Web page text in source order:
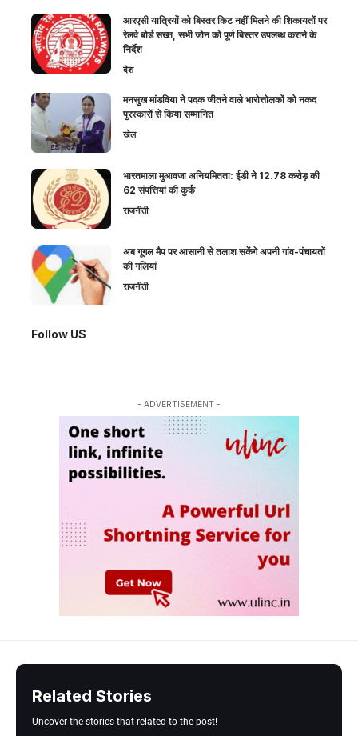
आरएसी यात्रियों को बिस्तर किट नहीं मिलने की शिकायतों पर
रेलवे बोर्ड सख्त, सभी जोन को पूर्ण बिस्तर उपलब्ध कराने के
निर्देश
देश
मनसुख मांडविया ने पदक जीतने वाले भारोत्तोलकों को नकद
पुरस्कारों से किया सम्मानित
खेल
भारतमाला मुआवजा अनियमितता: ईडी ने 12.78 करोड़ की
62 संपत्तियां की कुर्क
राजनीती
अब गूगल मैप पर आसानी से तलाश सकेंगे अपनी गांव-पंचायतों
की गलियां
राजनीती
Follow US
- ADVERTISEMENT -
Related Stories
Uncover the stories that related to the post!